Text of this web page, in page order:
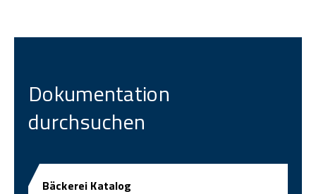
Dokumentation
durchsuchen
Bäckerei Katalog